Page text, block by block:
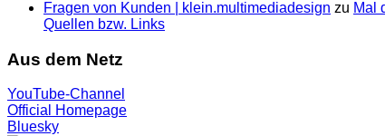
Fragen von Kunden | klein.multimedia­design zu Mal
Quellen bzw. Links
Aus dem Netz
YouTube-Channel
Official Homepage
Bluesky